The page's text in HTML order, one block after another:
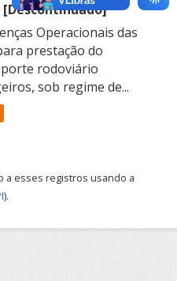
[Descontinuado]
Operacionais das
prestação do
rodoviário
sob regime de...
a esses registros usando a
).